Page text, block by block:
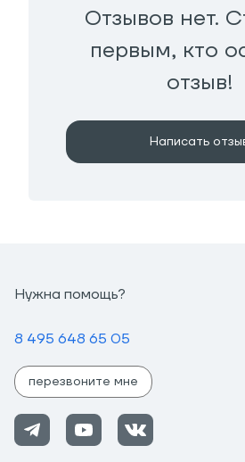
Отзывов нет.
первым, кто
отзыв!
Написать
Нужна помощь?
8 495 648 65 05
перезвоните мне